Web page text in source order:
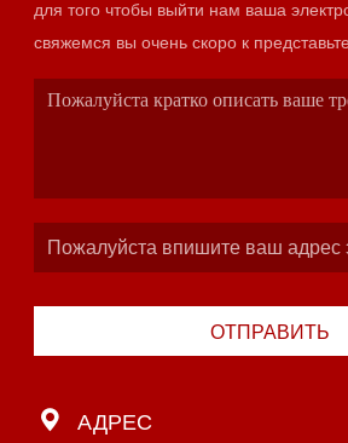
для того чтобы выйти нам ваша
свяжемся вы очень
ОТПРАВИТЬ
АДРЕС